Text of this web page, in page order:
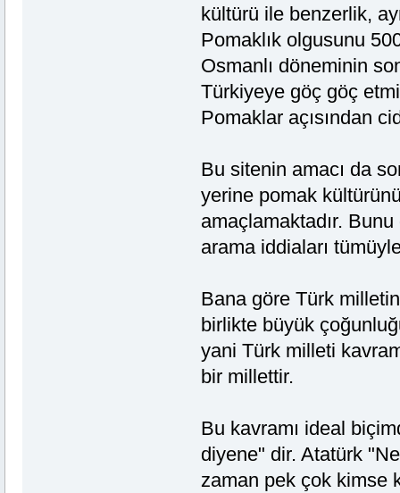
kültürü ile benzerlik,
Pomaklık olgusunu
Osmanlı döneminin
Türkiyeye göç göç
Pomaklar açısından
Bu sitenin amacı da
yerine pomak
amaçlamaktadır.
arama iddiaları
Bana göre Türk
birlikte büyük
yani Türk milleti
bir millettir.
Bu kavramı ideal
diyene" dir. Atatürk
zaman pek çok kimse